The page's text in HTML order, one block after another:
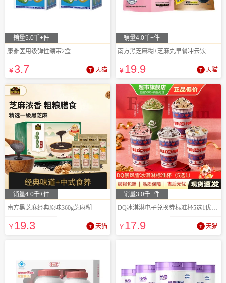
销量5.0千+件
康雅医用级弹性绷带2盒
¥3.7 天猫
销量4.0千+件
南方黑芝麻糊+芝麻丸早餐冲云饮
¥19.9 天猫
销量4.0千+件
南方黑芝麻经典原味360g芝麻糊
¥19.3 天猫
销量3.0千+件
DQ冰淇淋电子兑换券标准杯5选1优惠券
¥17.9 天猫